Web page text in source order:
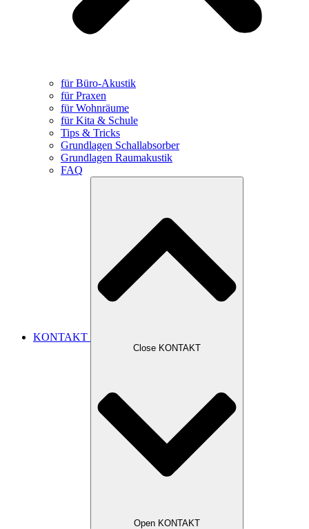
für Büro-Akustik
für Praxen
für Wohnräume
für Kita & Schule
Tips & Tricks
Grundlagen Schallabsorber
Grundlagen Raumakustik
FAQ
KONTAKT
Close KONTAKT
Open KONTAKT